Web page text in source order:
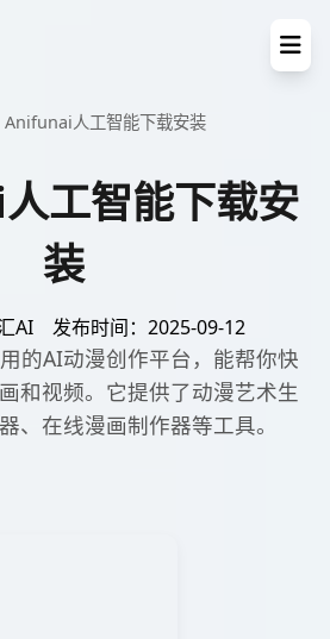
Anifunai人工智能下载安装
工智能下载安
装
AI 发布时间：2025-09-12
的AI动漫创作平台，能帮你快
和视频。它提供了动漫艺术生
、在线漫画制作器等工具。